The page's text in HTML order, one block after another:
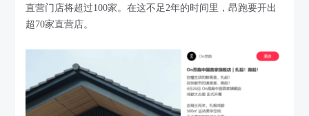
直营门店将超过100家。在这不足2年的时间里，昂跑要开出
超70家直营店。